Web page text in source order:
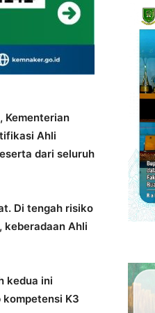
Kementerian
Ahli
dari seluruh
Di tengah risiko
Ahli
kedua ini
K3